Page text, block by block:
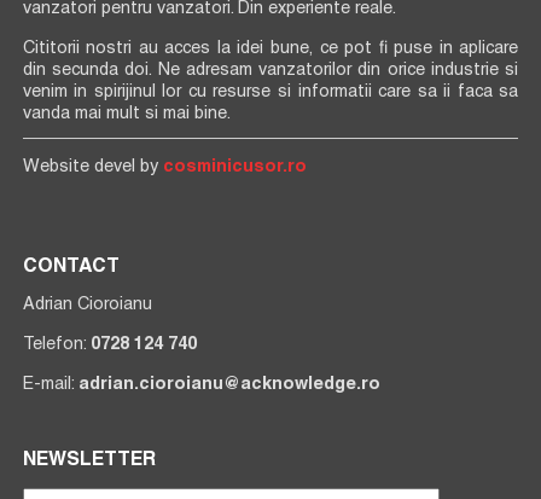
vanzatori pentru vanzatori. Din experiente reale.
Cititorii nostri au acces la idei bune, ce pot fi puse in aplicare
din secunda doi. Ne adresam vanzatorilor din orice industrie si
venim in spirijinul lor cu resurse si informatii care sa ii faca sa
vanda mai mult si mai bine.
Website devel by cosminicusor.ro
CONTACT
Adrian Cioroianu
Telefon: 0728 124 740
E-mail: adrian.cioroianu@acknowledge.ro
NEWSLETTER